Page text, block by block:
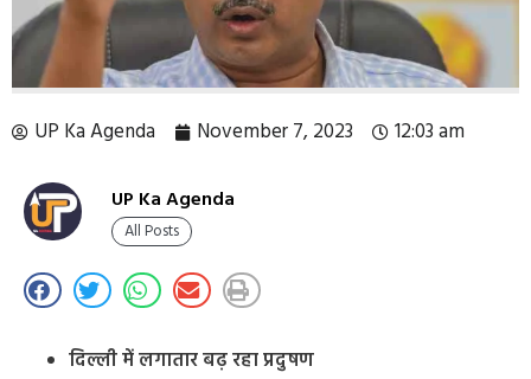
UP Ka Agenda November 7, 2023 12:03 am
UP Ka Agenda
All Posts
दिल्ली में लगातार बढ़ रहा प्रदुषण